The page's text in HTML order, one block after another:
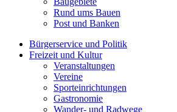
Rund ums Bauen
Post und Banken
Bürgerservice und Politik
Freizeit und Kultur
Veranstaltungen
Vereine
Sporteinrichtungen
Gastronomie
Wander- und Radwege